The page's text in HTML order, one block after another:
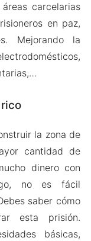
carcelarias
en paz,
Mejorando la
la zona de
cantidad de
dinero con
no es fácil
saber cómo
esta prisión.
básicas,